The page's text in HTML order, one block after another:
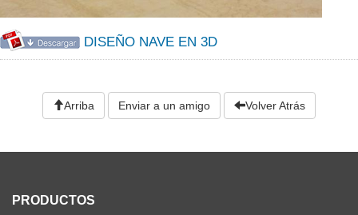
DISEÑO NAVE EN 3D
Arriba Enviar a un amigo Volver Atrás
PRODUCTOS